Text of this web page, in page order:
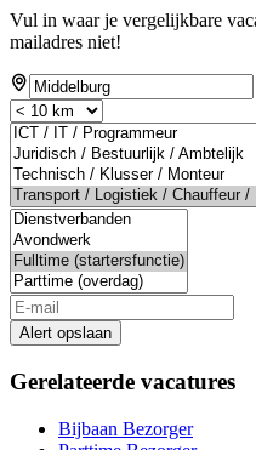
Vul in waar je vergelijkbare
mailadres niet!
Alert opslaan
Gerelateerde vacatures
Bijbaan Bezorger